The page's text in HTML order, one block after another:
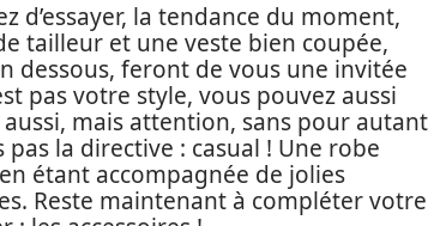
d’essayer, la tendance du moment,
tailleur et une veste bien coupée,
dessous, feront de vous une invitée
pas votre style, vous pouvez aussi
mais attention, sans pour autant
la directive : casual ! Une robe
étant accompagnée de jolies
Reste maintenant à compléter votre